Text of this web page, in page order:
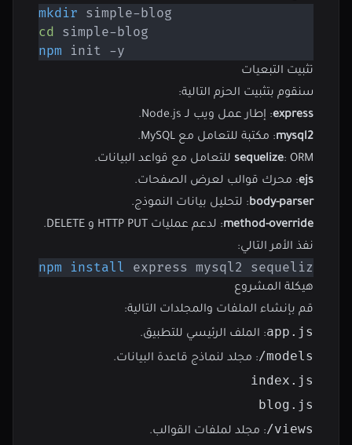
mkdir
cd
npm init -y
تثبيت التبعيات
سنقوم بتثبيت الحزم التالية:
express: إطار عمل ويب لـ Node.js.
mysql2: مكتبة للتعامل مع MySQL.
sequelize: ORM للتعامل مع قواعد البيانات.
ejs: محرك قوالب لعرض الصفحات.
body-parser: لتحليل بيانات النموذج.
method-override: لدعم عمليات HTTP PUT و DELETE.
نفذ الأمر التالي:
npm install express mysql2 sequelize
هيكلة المشروع
قم بإنشاء الملفات والمجلدات التالية:
app.js: الملف الرئيسي للتطبيق.
models/ : مجلد لنماذج قاعدة البيانات.
index.js
blog.js
views/
: مجلد لملفات القوالب.